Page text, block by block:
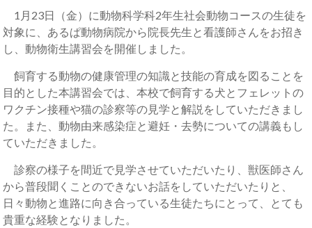
1月23日（金）に動物科学科2年生社会動物コースの生徒を
対象に、あるぱ動物病院から院長先生と看護師さんをお招き
し、動物衛生講習会を開催しました。
飼育する動物の健康管理の知識と技能の育成を図ることを
目的とした本講習会では、本校で飼育する犬とフェレットの
ワクチン接種や猫の診察等の見学と解説をしていただきまし
た。また、動物由来感染症と避妊・去勢についての講義もし
ていただきました。
診察の様子を間近で見学させていただいたり、獣医師さん
から普段聞くことのできないお話をしていただいたりと、
日々動物と進路に向き合っている生徒たちにとって、とても
貴重な経験となりました。